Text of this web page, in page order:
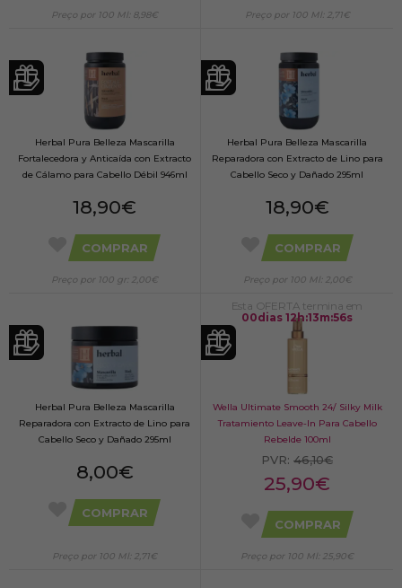
Preço por 100 Ml: 8,98€ Preço por 100 Ml: 2,71€
Herbal Pura Belleza Mascarilla
Fortalecedora y Anticaída con Extracto
de Cálamo para Cabello Débil 946ml
18,90€
COMPRAR
Preço por 100 gr: 2,00€
Herbal Pura Belleza Mascarilla
Reparadora con Extracto de Lino para
Cabello Seco y Dañado 295ml
18,90€
COMPRAR
Preço por 100 Ml: 2,00€
Herbal Pura Belleza Mascarilla
Reparadora con Extracto de Lino para
Cabello Seco y Dañado 295ml
8,00€
COMPRAR
Preço por 100 Ml: 2,71€
Esta OFERTA termina em
00dias 12h:13m:55s
Wella Ultimate Smooth 24/ Silky Milk
Tratamiento Leave-In Para Cabello
Rebelde 100ml
PVR: 46,10€
25,90€
COMPRAR
Preço por 100 Ml: 25,90€